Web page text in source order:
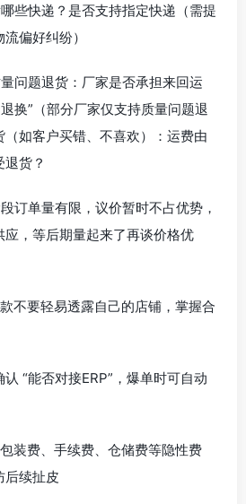
些快递？是否支持指定快递（需提
偏好纠纷）
问题退货：厂家是否承担来回运
换”（部分厂家仅支持质量问题退
如客户买错、不喜欢）：运费由
货？
订单量有限，议价暂时不占优势，
，等后期量起来了再谈价格优
不要轻易透露自己的店铺，掌握合
“能否对接ERP”，爆单时可自动
装费、手续费、仓储费等隐性费
后续扯皮